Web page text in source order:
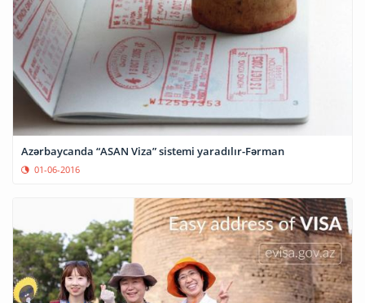
Azərbaycanda “ASAN Viza” sistemi yaradılır-Fərman
01-06-2016